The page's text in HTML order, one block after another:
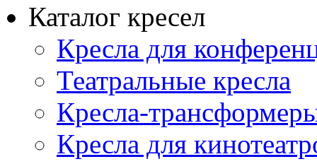
Каталог кресел
Кресла для
Театральные кресла
Кресла-
Кресла для